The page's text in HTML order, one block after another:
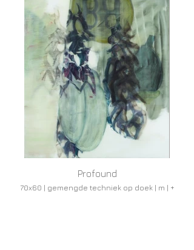
Profound
70x60 | gemengde techniek op doek | m | +